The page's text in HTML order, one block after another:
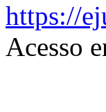
https://
Acesso